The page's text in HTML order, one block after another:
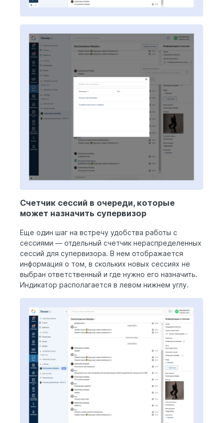
Счетчик сессий в очереди, которые
может назначить супервизор
Еще один шаг на встречу удобства работы с
сессиями — отдельный счетчик нераспределенных
сессий для супервизора. В нем отображается
информация о том, в скольких новых сессиях не
выбран ответственный и где нужно его назначить.
Индикатор располагается в левом нижнем углу.